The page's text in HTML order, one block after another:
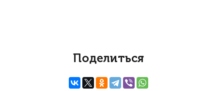
Поделиться